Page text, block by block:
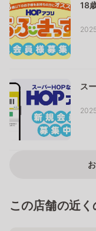
18
ス
この店舗の近く